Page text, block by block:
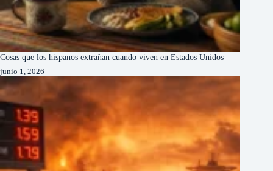
Cosas que los hispanos extrañan cuando viven en Estados Unidos
junio 1, 2026